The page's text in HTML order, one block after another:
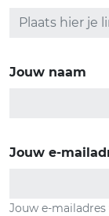
Jouw naam
Jouw e-
Jouw e-